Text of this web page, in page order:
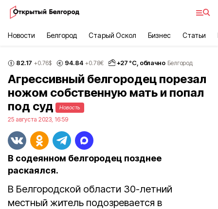
Новости Белгород Старый Оскол Бизнес Статьи
82.17 +0.76$ 94.84 +0.78€ +27 °С, облачно Белгород
Агрессивный белгородец порезал
ножом собственную мать и попал
под суд
Новость
25 августа 2023, 16:59
В содеянном белгородец позднее
раскаялся.
В Белгородской области 30-летний
местный житель подозревается в